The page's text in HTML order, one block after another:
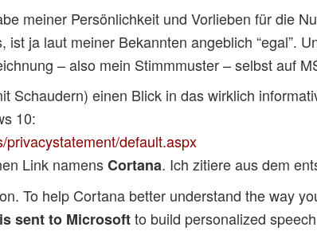
meiner Persönlichkeit und Vorlieben für die
ist ja laut meiner Bekannten angeblich “egal”.
– also mein Stimmmuster – selbst auf
Schaudern) einen Blick in das wirklich
10:
default.aspx
Link namensCortana. Ich zitiere aus dem
To help Cortana better understand the way
sent to Microsoftto build personalized